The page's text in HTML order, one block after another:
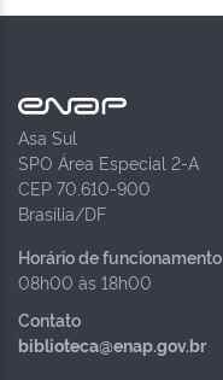
Asa Sul
SPO Área Especial 2-A
CEP 70.610-900
Brasília/DF
Horário de funcionamento
08h00 às 18h00
Contato
biblioteca@enap.gov.br